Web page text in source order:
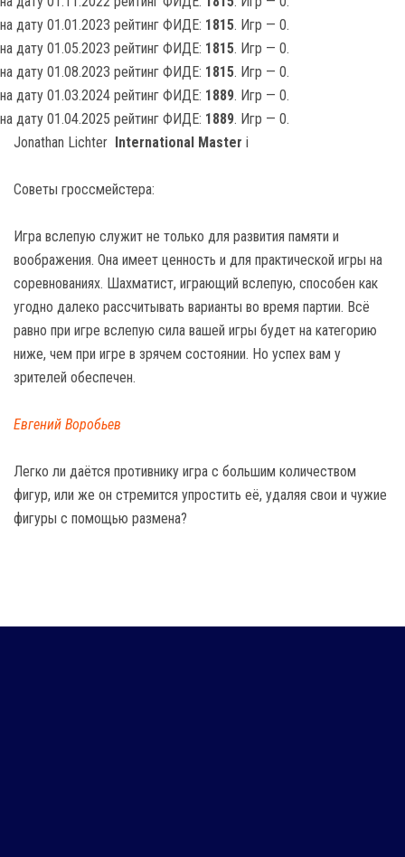
на дату 01.01.2023 рейтинг ФИДЕ: 1815. Игр — 0.
на дату 01.05.2023 рейтинг ФИДЕ: 1815. Игр — 0.
на дату 01.08.2023 рейтинг ФИДЕ: 1815. Игр — 0.
на дату 01.03.2024 рейтинг ФИДЕ: 1889. Игр — 0.
на дату 01.04.2025 рейтинг ФИДЕ: 1889. Игр — 0.
Jonathan Lichter International Master i
Советы гроссмейстера:
Игра вслепую служит не только для развития памяти и
воображения. Она имеет ценность и для практической игры на
соревнованиях. Шахматист, играющий вслепую, способен как
угодно далеко рассчитывать варианты во время партии. Всё
равно при игре вслепую сила вашей игры будет на категорию
ниже, чем при игре в зрячем состоянии. Но успех вам у
зрителей обеспечен.
Евгений Воробьев
Легко ли даётся противнику игра с большим количеством
фигур, или же он стремится упростить её, удаляя свои и чужие
фигуры с помощью размена?